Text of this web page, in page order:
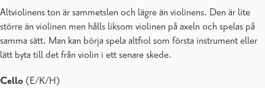
Altviolinens ton är sammetslen och lägre än violinens. Den är lite
större än violinen men hålls liksom violinen på axeln och spelas på
samma sätt. Man kan börja spela altfiol som första instrument eller
lätt byta till det från violin i ett senare skede.
Cello (E/K/H)